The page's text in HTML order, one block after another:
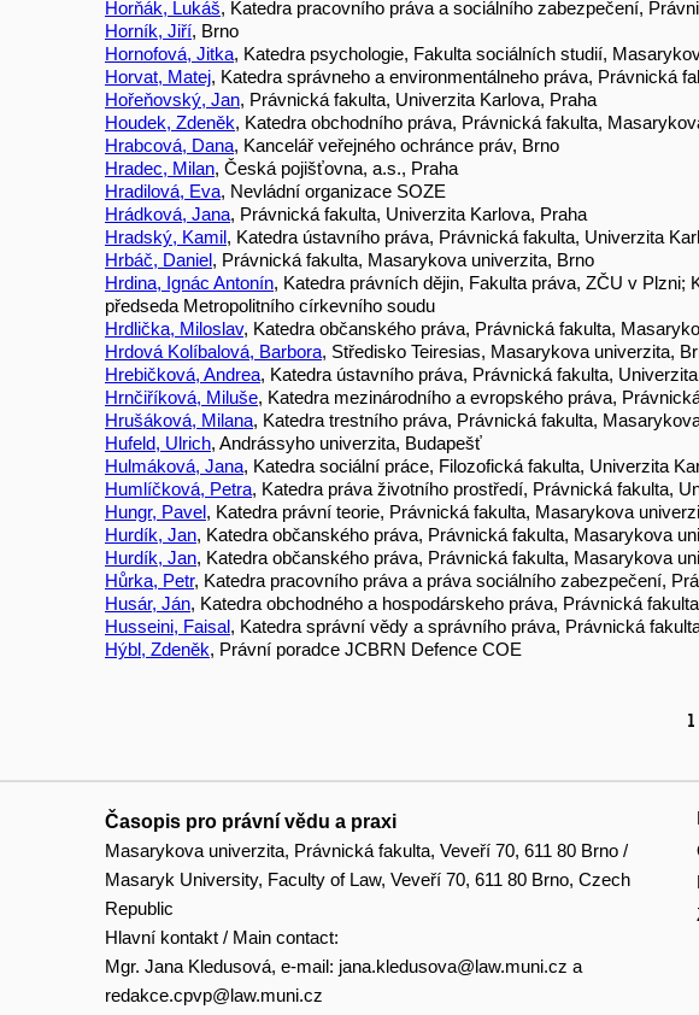
Horňák, Lukáš, Katedra pracovního práva a sociálního zabezpečení,
Horník, Jiří, Brno
Hornofová, Jitka, Katedra psychologie, Fakulta sociálních studií,
Horvat, Matej, Katedra správneho a environmentálneho práva, Právnická
Hořeňovský, Jan, Právnická fakulta, Univerzita Karlova, Praha
Houdek, Zdeněk, Katedra obchodního práva, Právnická fakulta,
Hrabcová, Dana, Kancelář veřejného ochránce práv, Brno
Hradec, Milan, Česká pojišťovna, a.s., Praha
Hradilová, Eva, Nevládní organizace SOZE
Hrádková, Jana, Právnická fakulta, Univerzita Karlova, Praha
Hradský, Kamil, Katedra ústavního práva, Právnická fakulta, Univerzita
Hrbáč, Daniel, Právnická fakulta, Masarykova univerzita, Brno
Hrdina, Ignác Antonín, Katedra právních dějin, Fakulta práva, ZČU v
předseda Metropolitního církevního soudu
Hrdlička, Miloslav, Katedra občanského práva, Právnická fakulta,
Hrdová Kolíbalová, Barbora, Středisko Teiresias, Masarykova univerzita,
Hrebičková, Andrea, Katedra ústavního práva, Právnická fakulta,
Hrnčiříková, Miluše, Katedra mezinárodního a evropského práva,
Hrušáková, Milana, Katedra trestního práva, Právnická fakulta,
Hufeld, Ulrich, Andrássyho univerzita, Budapešť
Hulmáková, Jana, Katedra sociální práce, Filozofická fakulta, Univerzita
Humlíčková, Petra, Katedra práva životního prostředí, Právnická fakulta,
Hungr, Pavel, Katedra právní teorie, Právnická fakulta, Masarykova
Hurdík, Jan, Katedra občanského práva, Právnická fakulta, Masarykova
Hurdík, Jan, Katedra občanského práva, Právnická fakulta, Masarykova
Hůrka, Petr, Katedra pracovního práva a práva sociálního zabezpečení,
Husár, Ján, Katedra obchodného a hospodárskeho práva, Právnická
Husseini, Faisal, Katedra správní vědy a správního práva, Právnická
Hýbl, Zdeněk, Právní poradce JCBRN Defence COE
Časopis pro právní vědu a praxi
Masarykova univerzita, Právnická fakulta, Veveří 70, 611 80 Brno /
Masaryk University, Faculty of Law, Veveří 70, 611 80 Brno, Czech
Republic
Hlavní kontakt / Main contact:
Mgr. Jana Kledusová, e-mail: jana.kledusova@law.muni.cz a
redakce.cpvp@law.muni.cz